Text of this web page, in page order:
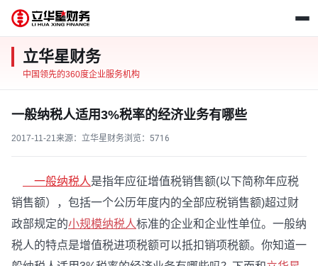
立华星财务
中国领先的360度企业服务机构
一般纳税人适用3%税率的经济业务有哪些
2017-11-21来源：立华星财务浏览： 5716
一般纳税人是指年应征增值税销售额(以下简称年应税
销售额），包括一个公历年度内的全部应税销售额)超过财
政部规定的小规模纳税人标准的企业和企业性单位。一般纳
税人的特点是增值税进项税额可以抵扣销项税额。你知道一